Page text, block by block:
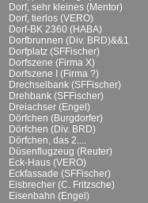
Dorf, sehr kleines (Mentor)
Dorf, tierlos (VERO)
Dorf-BK 2360 (HABA)
Dorfbrunnen (Div. BRD)&&1
Dorfplatz (SFFischer)
Dorfszene (Firma X)
Dorfszene I (Firma ?)
Drechselbank (SFFischer)
Drehbank (SFFischer)
Dreiachser (Engel)
Dörfchen (Burgdorfer)
Dörfchen (Div. BRD)
Dörfchen, das 2....
Düsenflugzeug (Reuter)
Eck-Haus (VERO)
Eckfassade (SFFischer)
Eisbrecher (C. Fritzsche)
Eisenbahn (Engel)